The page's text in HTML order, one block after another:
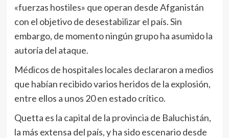
«fuerzas hostiles» que operan desde Afganistán
con el objetivo de desestabilizar el país. Sin
embargo, de momento ningún grupo ha asumido la
autoría del ataque.
Médicos de hospitales locales declararon a medios
que habían recibido varios heridos de la explosión,
entre ellos a unos 20 en estado crítico.
Quetta es la capital de la provincia de Baluchistán,
la más extensa del país, y ha sido escenario desde